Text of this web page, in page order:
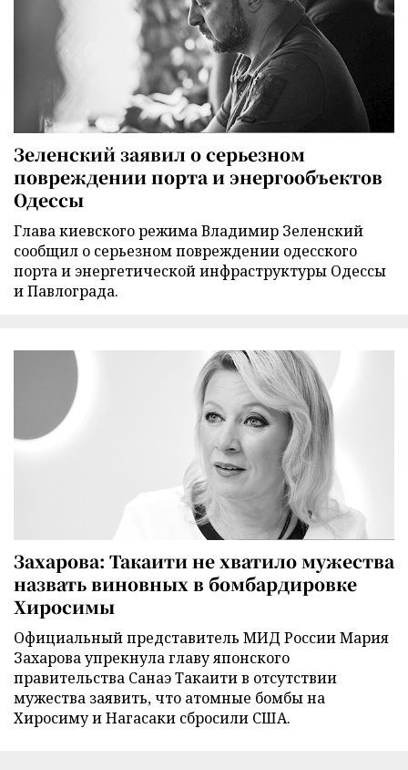
Зеленский заявил о серьезном
повреждении порта и энергообъектов
Одессы
Глава киевского режима Владимир Зеленский
сообщил о серьезном повреждении одесского
порта и энергетической инфраструктуры Одессы
и Павлограда.
Захарова: Такаити не хватило мужества
назвать виновных в бомбардировке
Хиросимы
Официальный представитель МИД России Мария
Захарова упрекнула главу японского
правительства Санаэ Такаити в отсутствии
мужества заявить, что атомные бомбы на
Хиросиму и Нагасаки сбросили США.